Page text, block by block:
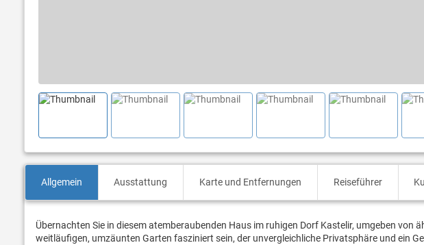
Allgemein Ausstattung Karte und Entfernungen Reiseführer
Übernachten Sie in diesem atemberaubenden Haus im ruhigen Dorf Kastelir, umgeben von
weitläufigen, umzäunten Garten fasziniert sein, der unvergleichliche Privatsphäre und ein